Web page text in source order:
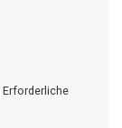
Erforderliche